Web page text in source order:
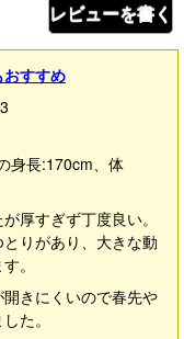
レビューを書く
すすめ
身長:170cm、体
厚すぎず丁度良い。
りがあり、大きな動
。
きにくいので春先や
た。